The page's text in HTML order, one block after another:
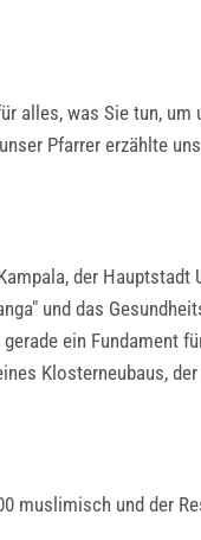
alles, was Sie tun,
Pfarrer erzählte
der Hauptstadt
und das
ein Fundament
Klosterneubaus,
muslimisch und der